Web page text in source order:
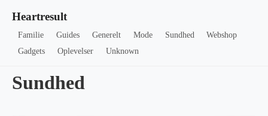
Heartresult
Familie Guides Generelt Mode Sundhed
Webshop
Gadgets
Oplevelser Unknown
Sundhed